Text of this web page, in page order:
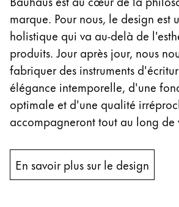
marque. Pour nous, le design est
holistique qui va au-delà de
produits. Jour après jour, nous
fabriquer des instruments
élégance intemporelle, d'une
optimale et d'une qualité
accompagneront tout au long de
En savoir plus sur le design